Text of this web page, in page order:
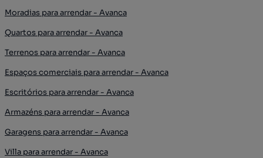
Moradias para arrendar - Avanca
Quartos para arrendar - Avanca
Terrenos para arrendar - Avanca
Espaços comerciais para arrendar - Avanca
Escritórios para arrendar - Avanca
Armazéns para arrendar - Avanca
Garagens para arrendar - Avanca
Villa para arrendar - Avanca